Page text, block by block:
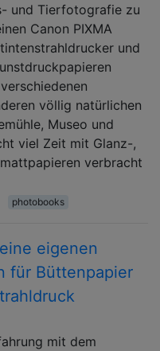
und Tierfotografie zu
Canon PIXMA
und
völlig natürlichen
Museo und
viel Zeit mit Glanz-,
verbracht
photobooks
eigenen
für Büttenpapier
mit dem